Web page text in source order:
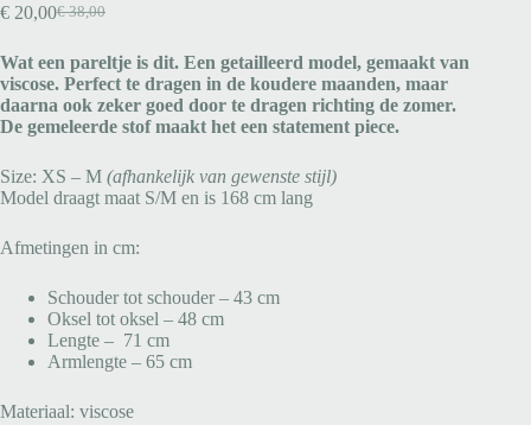
€38,00
€ 20,00
Wat een pareltje is dit. Een getailleerd model, gemaakt van
viscose. Perfect te dragen in de koudere maanden, maar
daarna ook zeker goed door te dragen richting de zomer.
De gemeleerde stof maakt het een statement piece.
Size: XS – M (afhankelijk van gewenste stijl)
Model draagt maat S/M en is 168 cm lang
Afmetingen in cm:
Schouder tot schouder – 43 cm
Oksel tot oksel – 48 cm
Lengte – 71 cm
Armlengte – 65 cm
Materiaal: viscose